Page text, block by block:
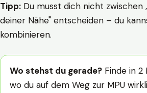
Tipp: Du musst dich nicht zwischen
deiner Nähe" entscheiden – du
kombinieren.
Wo stehst du gerade? Finde in 2
wo du auf dem Weg zur MPU